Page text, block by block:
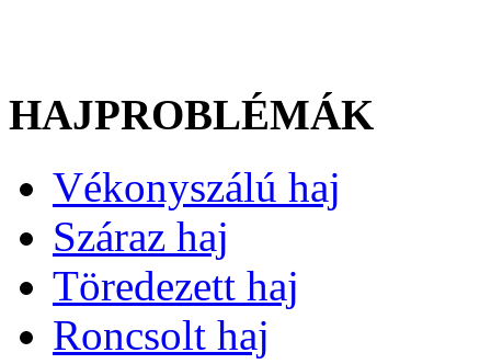
HAJPROBLÉMÁK
Vékonyszálú haj
Száraz haj
Töredezett haj
Roncsolt haj